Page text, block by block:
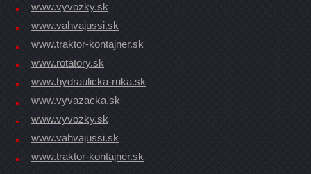
www.vyvozky.sk
www.vahvajussi.sk
www.traktor-kontajner.sk
www.rotatory.sk
www.hydraulicka-ruka.sk
www.vyvazacka.sk
www.vyvozky.sk
www.vahvajussi.sk
www.traktor-kontajner.sk